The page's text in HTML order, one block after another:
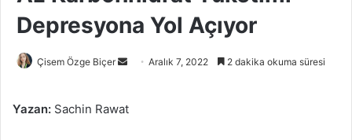
Depresyona Yol Açıyor
Çisem Özge Biçer
Bir
Aralık 7, 2022 2 dakika okuma süresi
Yazan: Sachin Rawat